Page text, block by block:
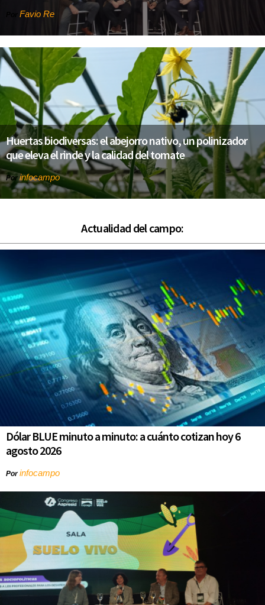
Favio Re
Huertas biodiversas: el abejorro nativo, un polinizador
que eleva el rinde y la calidad del tomate
Porinfocampo
Actualidad del campo:
Dólar BLUE minuto a minuto: a cuánto cotizan hoy 6
agosto 2026
Porinfocampo